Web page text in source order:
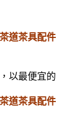
道茶具配件
以最便宜的
道茶具配件